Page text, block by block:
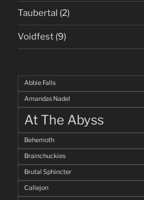
Taubertal (2)
Voidfest (9)
Abbie Falls
Amandas Nadel
At The Abyss
Behemoth
Brainchuckies
Brutal Sphincter
Callejon